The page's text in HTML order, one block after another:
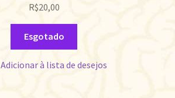
R$20,00
Esgotado
Adicionar à lista de desejos